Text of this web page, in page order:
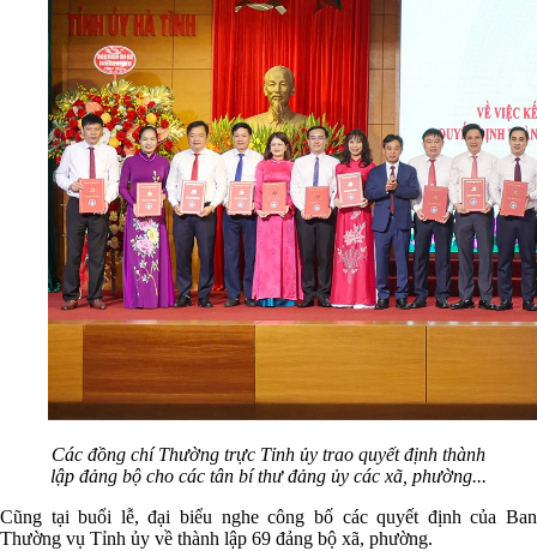
Các đồng chí Thường trực Tỉnh ủy trao quyết định thành
lập đảng bộ cho các tân bí thư đảng ủy các xã, phường...
Cũng tại buổi lễ, đại biểu nghe công bố các quyết định của Ban
Thường vụ Tỉnh ủy về thành lập 69 đảng bộ xã, phường.